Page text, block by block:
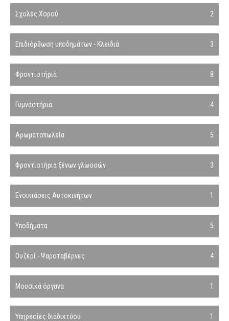
Σχολές Χορού 2
Επιδιόρθωση υποδημάτων - Κλειδιά 3
Φροντιστήρια 8
Γυμναστήρια 4
Αρωματοπωλεία 5
Φροντιστήρια ξένων γλωσσών 3
Ενοικιάσεις Αυτοκινήτων 1
Υποδήματα 5
Ουζερί - Ψαροταβέρνες 4
Μουσικά όργανα 1
Υπηρεσίες διαδικτύου 1